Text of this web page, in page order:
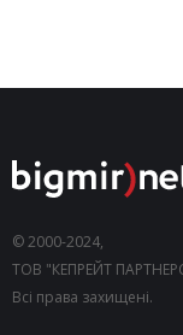
© 2000-2024,
ТОВ "КЕПРЕЙТ
Всі права захищені.